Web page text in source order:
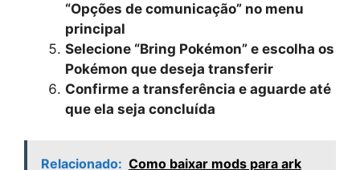
“Opções de comunicação” no menu
principal
Selecione “Bring Pokémon” e escolha os
Pokémon que deseja transferir
Confirme a transferência e aguarde até
que ela seja concluída
Relacionado: Como baixar mods para ark